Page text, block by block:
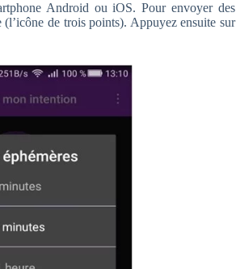
Android ou iOS. Pour envoyer des
de trois points). Appuyez ensuite sur